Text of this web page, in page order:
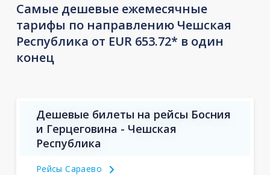
Самые дешевые ежемесячные
тарифы по направлению Чешская
Республика от EUR 653.72* в один
конец
Дешевые билеты на рейсы Босния
и Герцеговина - Чешская
Республика
Рейсы Сараево